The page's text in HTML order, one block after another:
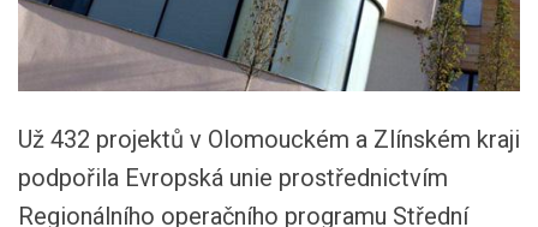
Už 432 projektů v Olomouckém a Zlínském kraji
podpořila Evropská unie prostřednictvím
Regionálního operačního programu Střední